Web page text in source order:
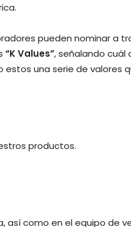
pueden nominar a
“K Values”, señalando cuál
una serie de valores
productos.
así como en el equipo de